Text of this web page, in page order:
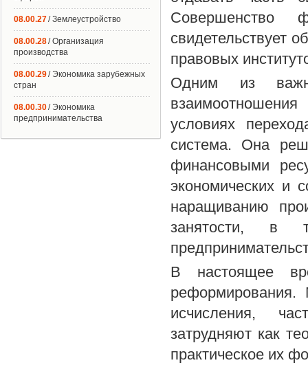
свидетельствует
правовых
Одним из
условиях
система. Она
финансовыми
экономических и
наращиванию
занятости, в
В настоящее
реформирования.
исчисления,
затрудняют как
практическое их
08.00.27/ Землеустройство
08.00.28/ Организация
производства
08.00.29/ Экономика зарубежных
стран
08.00.30/ Экономика
предпринимательства